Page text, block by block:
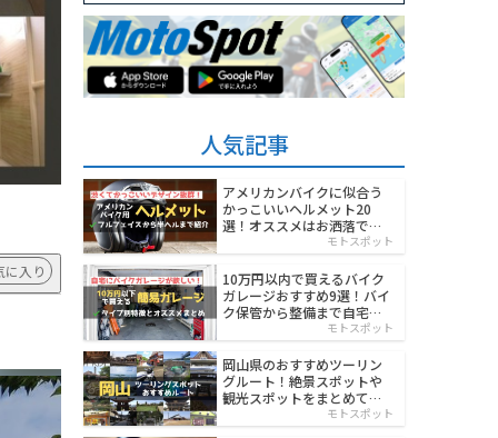
に入り
人気記事
アメリカンバイクに似合う
かっこいいヘルメット20
選！オススメはお洒落でワ
モトスポット
10万円以内で買えるバイク
ガレージおすすめ9選！バイ
ク保管から整備まで自宅で
モトスポット
岡山県のおすすめツーリン
グルート！絶景スポットや
観光スポットをまとめて紹
モトスポット